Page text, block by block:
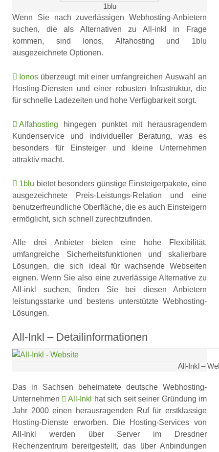
1blu
Wenn Sie nach zuverlässigen Webhosting-Anbietern
suchen, die als Alternativen zu All-inkl in Frage
kommen, sind Ionos, Alfahosting und 1blu
ausgezeichnete Optionen.
Ionos überzeugt mit einer umfangreichen Auswahl an
Hosting-Diensten und einer robusten Infrastruktur, die
für schnelle Ladezeiten und hohe Verfügbarkeit sorgt.
Alfahosting hingegen punktet mit herausragendem
Kundenservice und individueller Beratung, was es
besonders für Einsteiger und kleine Unternehmen
attraktiv macht.
1blu bietet besonders günstige Einsteigerpakete, eine
ausgezeichnete Preis-Leistungs-Relation und eine
benutzerfreundliche Oberfläche, die es auch Einsteigern
ermöglicht, sich schnell zurechtzufinden.
Alle drei Anbieter bieten eine hohe Flexibilität,
umfangreiche Sicherheitsfunktionen und skalierbare
Lösungen, die sich ideal für wachsende Webseiten
eignen. Wenn Sie also eine zuverlässige Alternative zu
All-inkl suchen, finden Sie bei diesen Anbietern
leistungsstarke und bestens unterstützte Webhosting-
Lösungen.
All-Inkl – Detailinformationen
All-Inkl –
Das in Sachsen beheimatete deutsche Webhosting-
Unternehmen
All-Inkl
hat sich seit seiner Gründung im
Jahr 2000 einen herausragenden Ruf für erstklassige
Hosting-Dienste erworben. Die Hosting-Services von
All-Inkl werden über Server im Dresdner
Rechenzentrum bereitgestellt, das über Anbindungen